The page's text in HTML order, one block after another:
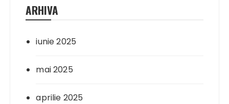
ARHIVA
iunie 2025
mai 2025
aprilie 2025